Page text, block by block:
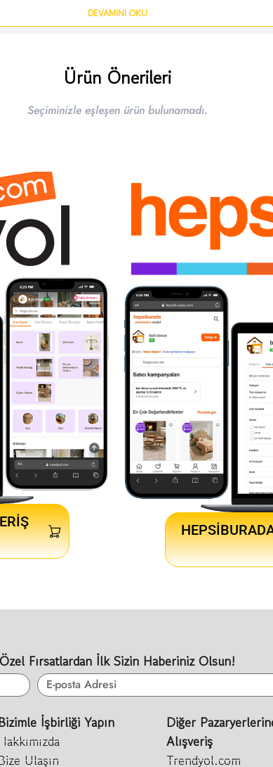
DEVAMINI OKU
Ürün Önerileri
Seçiminizle eşleşen ürün bulunamadı.
Özel Fırsatlardan İlk Sizin Haberiniz Olsun!
İşbirliği Yapın
Ulaşın
Diğer
Alışveriş
Trendyol.com